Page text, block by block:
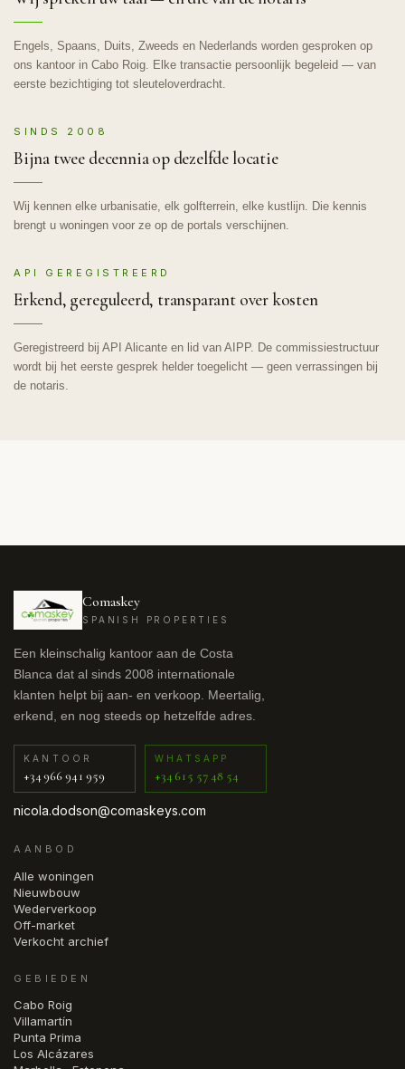
Engels, Spaans, Duits, Zweeds en Nederlands worden gesproken op
ons kantoor in Cabo Roig. Elke transactie persoonlijk begeleid — van
eerste bezichtiging tot sleuteloverdracht.
SINDS 2008
Bijna twee decennia op dezelfde locatie
Wij kennen elke urbanisatie, elk golfterrein, elke kustlijn. Die kennis
brengt u woningen voor ze op de portals verschijnen.
API GEREGISTREERD
Erkend, gereguleerd, transparant over kosten
Geregistreerd bij API Alicante en lid van AIPP. De commissiestructuur
wordt bij het eerste gesprek helder toegelicht — geen verrassingen bij
de notaris.
Comaskey
SPANISH PROPERTIES
Een kleinschalig kantoor aan de Costa
Blanca dat al sinds 2008 internationale
klanten helpt bij aan- en verkoop. Meertalig,
erkend, en nog steeds op hetzelfde adres.
KANTOOR
+34 966 941 959
WHATSAPP
+34 615 57 48 54
nicola.dodson@comaskeys.com
AANBOD
Alle woningen
Nieuwbouw
Wederverkoop
Off-market
Verkocht archief
GEBIEDEN
Cabo Roig
Villamartín
Punta Prima
Los Alcázares